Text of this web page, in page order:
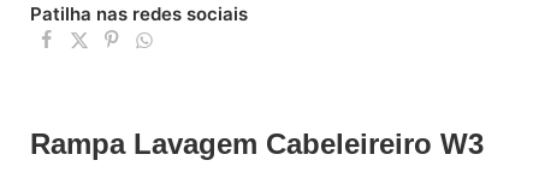
Patilha nas redes sociais
Rampa Lavagem Cabeleireiro W3